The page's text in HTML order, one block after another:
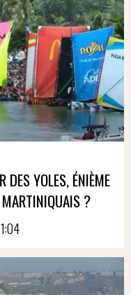
DES YOLES, ÉNIÈME
MARTINIQUAIS ?